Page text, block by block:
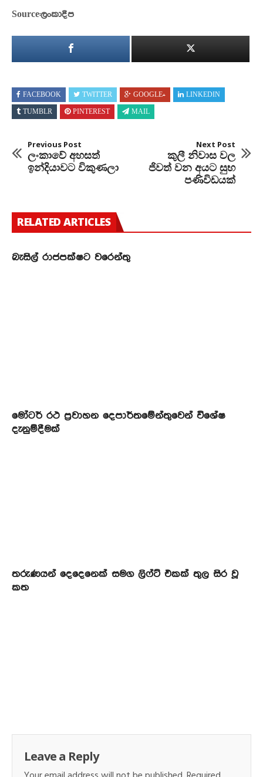
Source:ලංකාදීප
FACEBOOK TWITTER GOOGLE+ LINKEDIN
TUMBLR PINTEREST MAIL
Previous Post
ලංකාවේ අහසත්
ඉන්දියාවට විකුණලා
Next Post
කුලී නිවාස වල
ජිවත් වන අයට සුභ
පණිවිඩයක්
RELATED ARTICLES
බැසිල් රාජපක්ෂට වරෙන්තු
මෝටර් රථ ප්‍රවාහන දෙපාර්තමේන්තුවෙන් විශේෂ
දැනුම්දීමක්
තරුණයන් දෙදෙනෙක් සමග ලිෆ්ට් එකක් තුල සිර වූ
කත
Leave a Reply